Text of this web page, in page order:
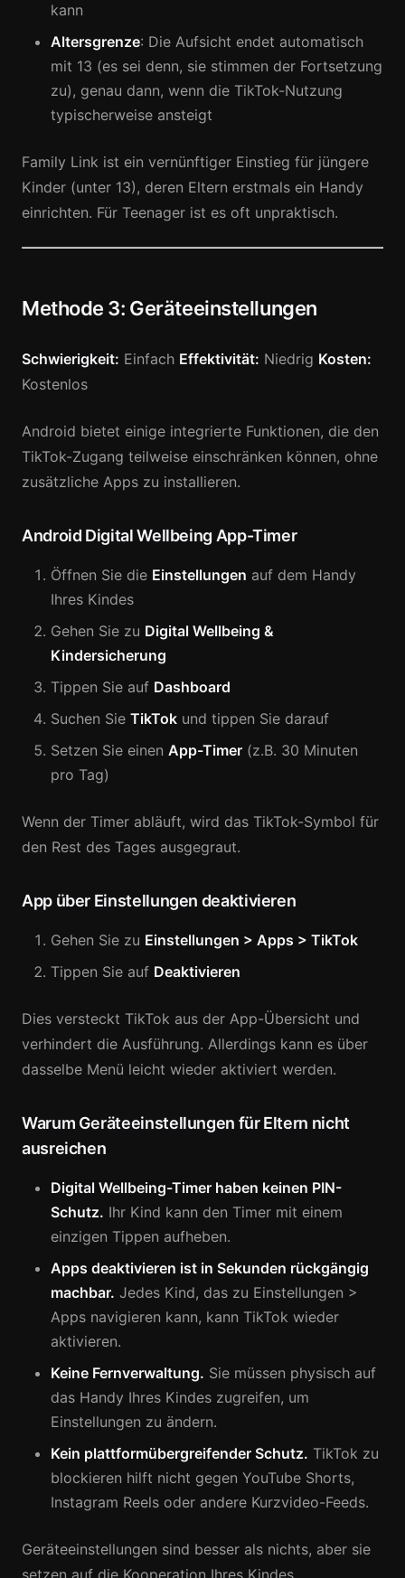
kann
Altersgrenze: Die Aufsicht endet automatisch
mit 13 (es sei denn, sie stimmen der Fortsetzung
zu), genau dann, wenn die TikTok-Nutzung
typischerweise ansteigt
Family Link ist ein vernünftiger Einstieg für jüngere
Kinder (unter 13), deren Eltern erstmals ein Handy
einrichten. Für Teenager ist es oft unpraktisch.
Methode 3: Geräteeinstellungen
Schwierigkeit: Einfach Effektivität: Niedrig Kosten:
Kostenlos
Android bietet einige integrierte Funktionen, die den
TikTok-Zugang teilweise einschränken können, ohne
zusätzliche Apps zu installieren.
Android Digital Wellbeing App-Timer
Öffnen Sie die Einstellungen auf dem Handy
Ihres Kindes
Gehen Sie zu Digital Wellbeing &
Kindersicherung
Tippen Sie auf Dashboard
Suchen Sie TikTok und tippen Sie darauf
Setzen Sie einen App-Timer (z.B. 30 Minuten
pro Tag)
Wenn der Timer abläuft, wird das TikTok-Symbol für
den Rest des Tages ausgegraut.
App über Einstellungen deaktivieren
Gehen Sie zu Einstellungen > Apps > TikTok
Tippen Sie auf Deaktivieren
Dies versteckt TikTok aus der App-Übersicht und
verhindert die Ausführung. Allerdings kann es über
dasselbe Menü leicht wieder aktiviert werden.
Warum Geräteeinstellungen für Eltern nicht
ausreichen
Digital Wellbeing-Timer haben keinen PIN-
Schutz. Ihr Kind kann den Timer mit einem
einzigen Tippen aufheben.
Apps deaktivieren ist in Sekunden rückgängig
machbar. Jedes Kind, das zu Einstellungen >
Apps navigieren kann, kann TikTok wieder
aktivieren.
Keine Fernverwaltung. Sie müssen physisch auf
das Handy Ihres Kindes zugreifen, um
Einstellungen zu ändern.
Kein plattformübergreifender Schutz. TikTok zu
blockieren hilft nicht gegen YouTube Shorts,
Instagram Reels oder andere Kurzvideo-Feeds.
Geräteeinstellungen sind besser als nichts, aber sie
setzen auf die Kooperation Ihres Kindes.